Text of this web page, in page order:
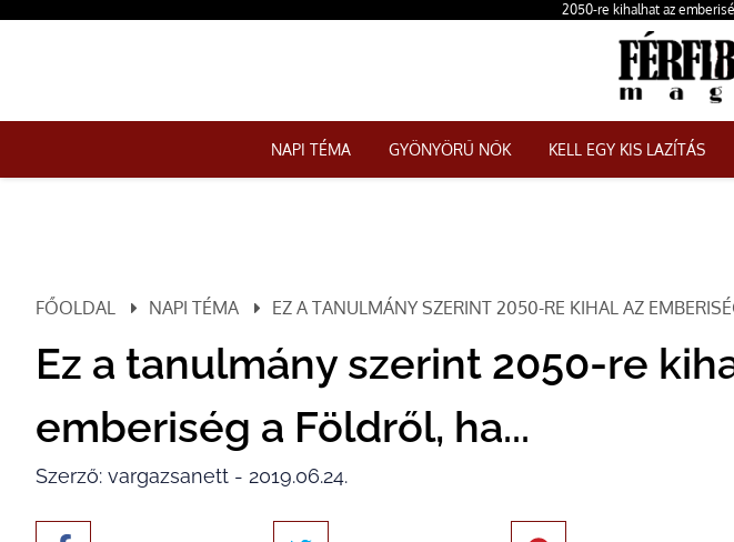
2050-re kihalhat az
NAPI TÉMA GYÖNYÖRŰ NŐK KELL EGY KIS LAZÍTÁS
FŐOLDAL NAPI TÉMA EZ A TANULMÁNY SZERINT 2050-RE KIHAL AZ
Ez a tanulmány szerint 2050-re
emberiség a Földről, ha...
Szerző: vargazsanett - 2019.06.24.